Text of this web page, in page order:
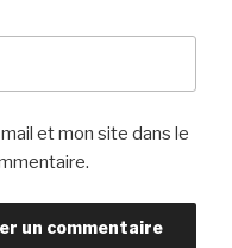
et mon site dans le